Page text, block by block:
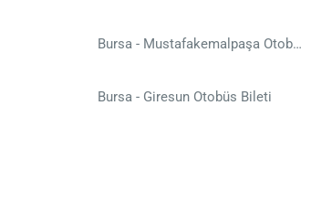
Bursa - Mustafakemalpaşa Otobüs Bileti
Bursa - Giresun Otobüs Bileti